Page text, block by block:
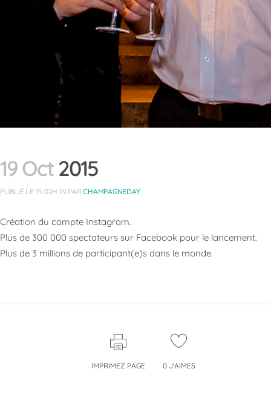
19 Oct2015
PUBLIÉ LE 15:02H IN PARCHAMPAGNEDAY
Création du compte Instagram.
Plus de 300 000 spectateurs sur Facebook pour le lancement.
Plus de 3 millions de participant(e)s dans le monde.
IMPRIMEZ PAGE 0J'AIMES